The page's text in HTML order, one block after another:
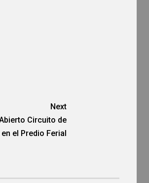
Next
Circuito de
el Predio Ferial